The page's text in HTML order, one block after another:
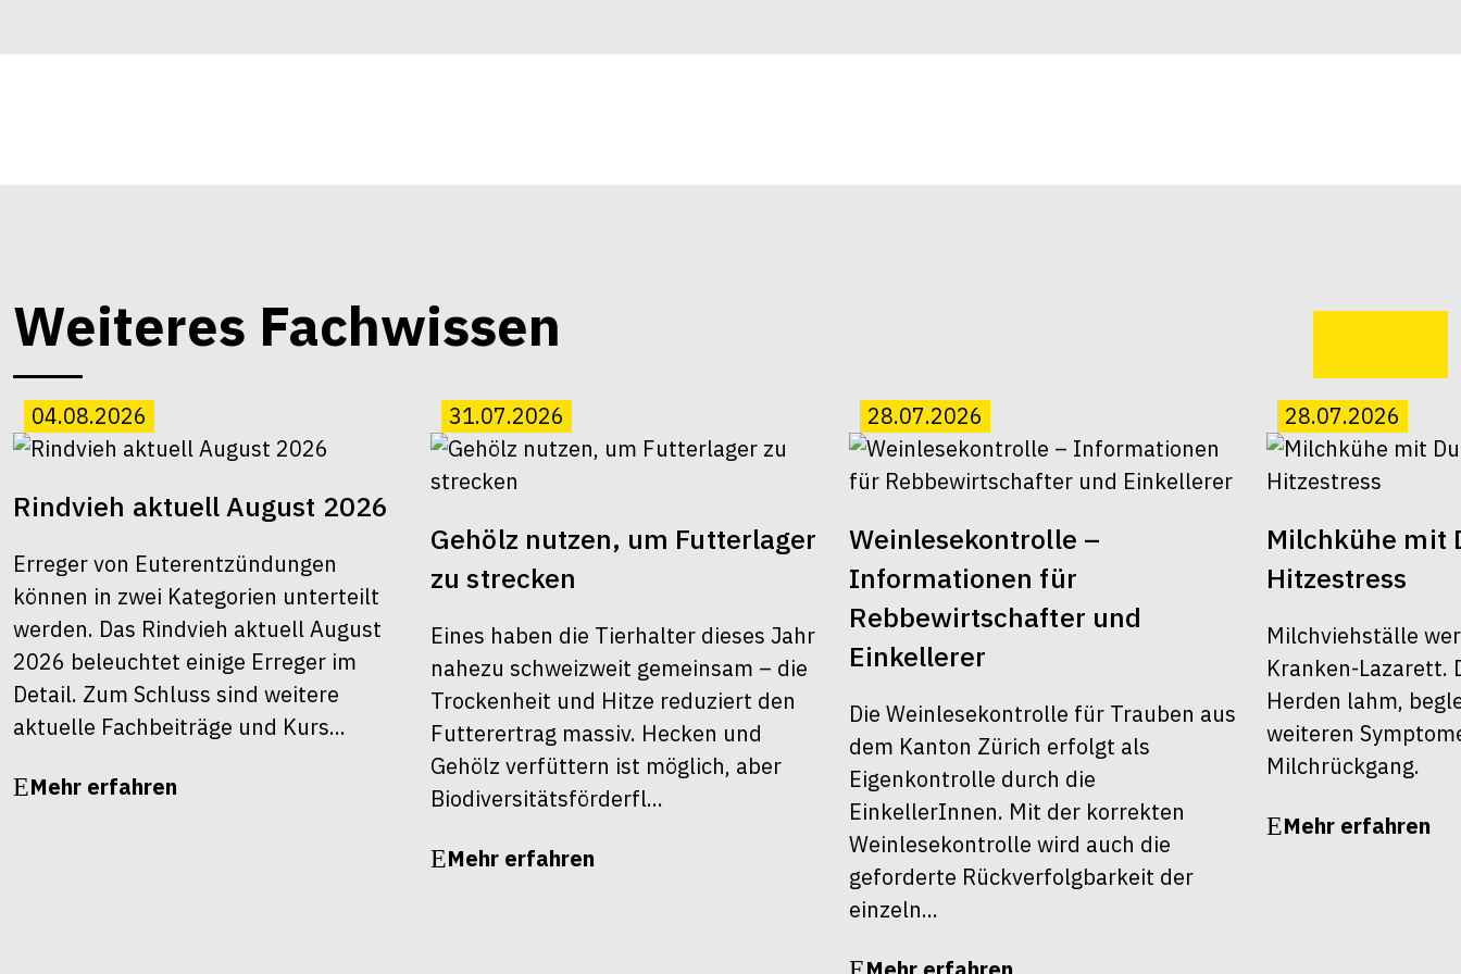
Weiteres Fachwissen
04.08.2026
Rindvieh aktuell August 2026
Erreger von Euterentzündungen
können in zwei Kategorien unterteilt
werden. Das Rindvieh aktuell August
2026 beleuchtet einige Erreger im
Detail. Zum Schluss sind weitere
aktuelle Fachbeiträge und Kurs...
Mehr erfahren
31.07.2026
Gehölz nutzen, um Futterlager
zu strecken
Eines haben die Tierhalter dieses Jahr
nahezu schweizweit gemeinsam – die
Trockenheit und Hitze reduziert den
Futterertrag massiv. Hecken und
Gehölz verfüttern ist möglich, aber
Biodiversitätsförderfl...
Mehr erfahren
28.07.2026
Weinlesekontrolle –
Informationen für
Rebbewirtschafter und
Einkellerer
Die Weinlesekontrolle für Trauben aus
dem Kanton Zürich erfolgt als
Eigenkontrolle durch die
EinkellerInnen. Mit der korrekten
Weinlesekontrolle wird auch die
geforderte Rückverfolgbarkeit der
einzeln...
28.07.2026
Milchkühe mit
Hitzestress
Milchviehställe
Kranken-Lazarett.
Herden lahm,
weiteren
Milchrückgang.
Mehr erfahren